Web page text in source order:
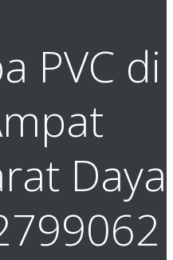
PVC di
Daya